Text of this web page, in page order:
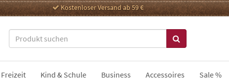
Kostenloser Versand ab 59 €
Freizeit Kind & Schule Business Accessoires Sale %